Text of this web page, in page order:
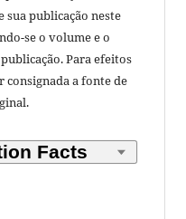
sua publicação neste
se o volume e o
Para efeitos
consignada a fonte de